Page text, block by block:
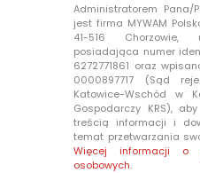
Administratorem Pana/
jest firma MYWAM
41-516
posiadająca numer
6272771861 oraz
0000897717 (Sąd
Katowice-Wschód w
Gospodarczy KRS),
treścią informacji i
temat przetwarzania
Więcej informacji o
osobowych.